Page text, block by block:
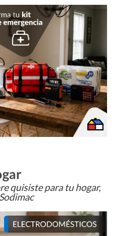
quisiste para tu hogar,